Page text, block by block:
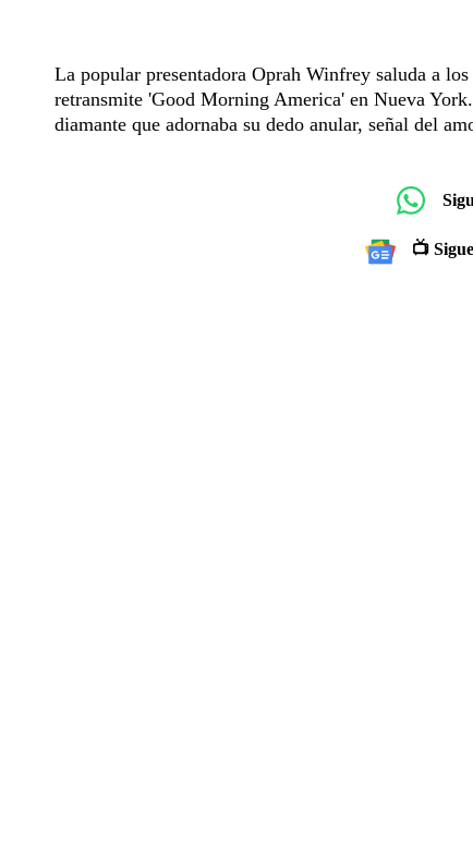
La popular presentadora Oprah Winfrey saluda a
retransmite 'Good Morning America' en Nueva
diamante que adornaba su dedo anular, señal del
📺